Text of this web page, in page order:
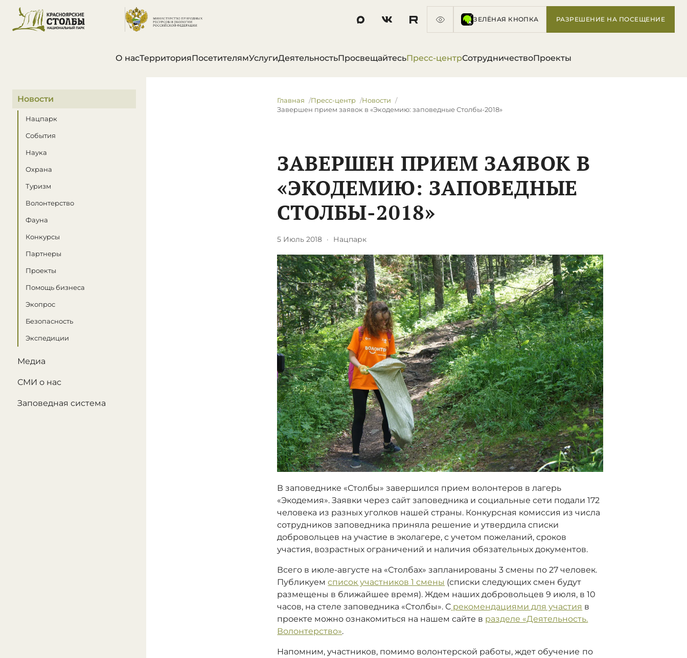
ЗЕЛЁНАЯ КНОПКА РАЗРЕШЕНИЕ НА ПОСЕЩЕНИЕ
О насТерриторияПосетителямУслугиДеятельностьПросвещайтесьПресс-центрСотрудничествоПроекты
В этом разделе
Новости
Нацпарк
События
Наука
Охрана
Туризм
Волонтерство
Фауна
Конкурсы
Партнеры
Проекты
Помощь бизнеса
Экопрос
Безопасность
Экспедиции
Медиа
СМИ о нас
Заповедная система
Главная Пресс-центр
Новости
​Завершен прием заявок в «Экодемию: заповедные Столбы-2018»
​ЗАВЕРШЕН ПРИЕМ ЗАЯВОК В
«ЭКОДЕМИЮ: ЗАПОВЕДНЫЕ
СТОЛБЫ-2018»
5 Июль 2018 · Нацпарк
В заповеднике «Столбы» завершился прием волонтеров в лагерь
«Экодемия». Заявки через сайт заповедника и социальные сети подали 172
человека из разных уголков нашей страны. Конкурсная комиссия из числа
сотрудников заповедника приняла решение и утвердила списки
добровольцев на участие в эколагере, с учетом пожеланий, сроков
участия, возрастных ограничений и наличия обязательных документов.
Всего в июле-августе на «Столбах» запланированы 3 смены по 27 человек.
Публикуемсписок участников 1 смены (списки следующих смен будут
размещены в ближайшее время). Ждем наших добровольцев 9 июля, в 10
часов, на стеле заповедника «Столбы». С рекомендациями для участия в
проекте можно ознакомиться на нашем сайте в разделе «Деятельность.
Волонтерство».
Напомним, участников, помимо волонтерской работы, ждет обучение по